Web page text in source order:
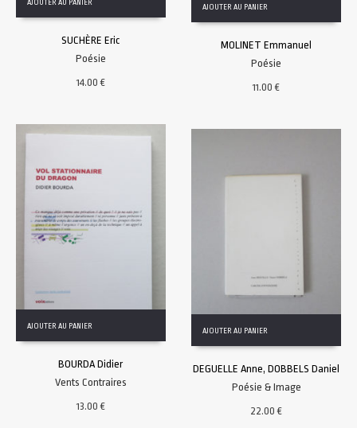
AJOUTER AU PANIER
SUCHÈRE Eric
Poésie
14.00€
AJOUTER AU PANIER
MOLINET Emmanuel
Poésie
11.00€
AJOUTER AU PANIER
BOURDA Didier
Vents Contraires
13.00€
AJOUTER AU PANIER
DEGUELLE Anne, DOBBELS Daniel
Poésie & Image
22.00€